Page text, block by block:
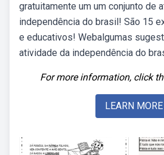
gratuitamente um um conjunto de
independência do brasil! São 15
e educativos! Webalgumas
atividade da independência do
For more information, click
LEARN MORE